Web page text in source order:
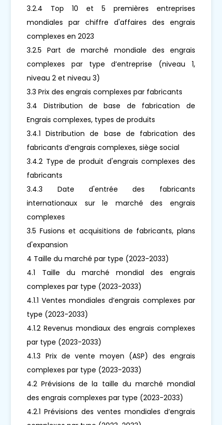
3.2.4 Top 10 et 5 premières entreprises
mondiales par chiffre d'affaires des engrais
complexes en 2023
3.2.5 Part de marché mondiale des engrais
complexes par type d’entreprise (niveau 1,
niveau 2 et niveau 3)
3.3 Prix des engrais complexes par fabricants
3.4 Distribution de base de fabrication de
Engrais complexes, types de produits
3.4.1 Distribution de base de fabrication des
fabricants d’engrais complexes, siège social
3.4.2 Type de produit d'engrais complexes des
fabricants
3.4.3 Date d'entrée des fabricants
internationaux sur le marché des engrais
complexes
3.5 Fusions et acquisitions de fabricants, plans
d'expansion
4 Taille du marché par type (2023-2033)
4.1 Taille du marché mondial des engrais
complexes par type (2023-2033)
4.1.1 Ventes mondiales d’engrais complexes par
type (2023-2033)
4.1.2 Revenus mondiaux des engrais complexes
par type (2023-2033)
4.1.3 Prix de vente moyen (ASP) des engrais
complexes par type (2023-2033)
4.2 Prévisions de la taille du marché mondial
des engrais complexes par type (2023-2033)
4.2.1 Prévisions des ventes mondiales d’engrais